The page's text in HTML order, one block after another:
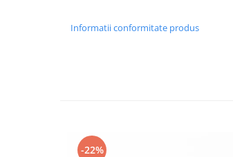
Informatii conformitate produs
-22%